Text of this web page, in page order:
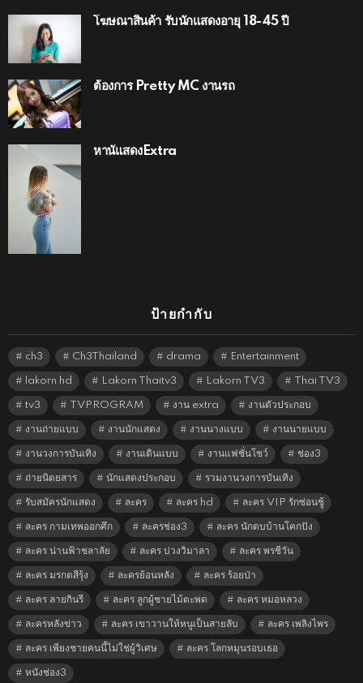
โฆษณาสินค้า รับนักแสดงอายุ 18-45 ปี
ต้องการ Pretty MC งานรถ
หานัแสดงExtra
ป้ายกำกับ
ch3 Ch3Thailand drama Entertainment
lakorn hd Lakorn Thaitv3 Lakorn TV3 Thai TV3
tv3 TVPROGRAM งาน extra งานตัวประกอบ
งานถ่ายแบบ งานนักแสดง งานนางแบบ งานนายแบบ
งานวงการบันเทิง งานเดินแบบ งานแฟชั่นโชว์ ช่อง3
ถ่ายนิตยสาร นักแสดงประกอบ รวมงานวงการบันเทิง
รับสมัครนักแสดง ละคร ละคร hd ละคร VIP รักซ่อนชู้
ละคร กามเทพออกศึก ละครช่อง3 ละคร นักตบบ้านโคกปัง
ละคร น่านฟ้าชลาลัย ละคร บ่วงวิมาลา ละคร พรชีวัน
ละคร มรกตสีรุ้ง ละครย้อนหลัง ละคร ร้อยป่า
ละคร ลายกินรี ละคร ลูกผู้ชายไม้ตะพด ละคร หมอหลวง
ละครหลังข่าว ละคร เขาวานให้หนูเป็นสายลับ ละคร เพลิงไพร
ละคร เพียงชายคนนี้ไม่ใช่ผู้วิเศษ ละคร โลกหมุนรอบเธอ
หนังช่อง3